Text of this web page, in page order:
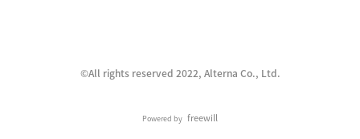
©︎All rights reserved 2022, Alterna Co., Ltd.
Powered by freewill